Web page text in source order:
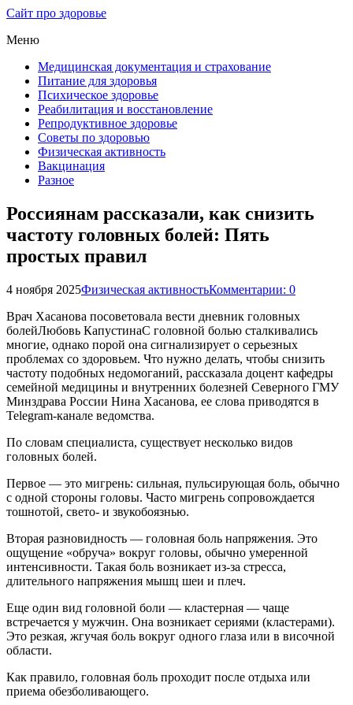
Сайт про здоровье
Меню
Медицинская документация и страхование
Питание для здоровья
Психическое здоровье
Реабилитация и восстановление
Репродуктивное здоровье
Советы по здоровью
Физическая активность
Вакцинация
Разное
Россиянам рассказали, как снизить
частоту головных болей: Пять
простых правил
4 ноября 2025Физическая активностьКомментарии: 0
Врач Хасанова посоветовала вести дневник головных
болейЛюбовь КапустинаС головной болью сталкивались
многие, однако порой она сигнализирует о серьезных
проблемах со здоровьем. Что нужно делать, чтобы снизить
частоту подобных недомоганий, рассказала доцент кафедры
семейной медицины и внутренних болезней Северного ГМУ
Минздрава России Нина Хасанова, ее слова приводятся в
Telegram-канале ведомства.
По словам специалиста, существует несколько видов
головных болей.
Первое — это мигрень: сильная, пульсирующая боль, обычно
с одной стороны головы. Часто мигрень сопровождается
тошнотой, свето- и звукобоязнью.
Вторая разновидность — головная боль напряжения. Это
ощущение «обруча» вокруг головы, обычно умеренной
интенсивности. Такая боль возникает из-за стресса,
длительного напряжения мышц шеи и плеч.
Еще один вид головной боли — кластерная — чаще
встречается у мужчин. Она возникает сериями (кластерами).
Это резкая, жгучая боль вокруг одного глаза или в височной
области.
Как правило, головная боль проходит после отдыха или
приема обезболивающего.